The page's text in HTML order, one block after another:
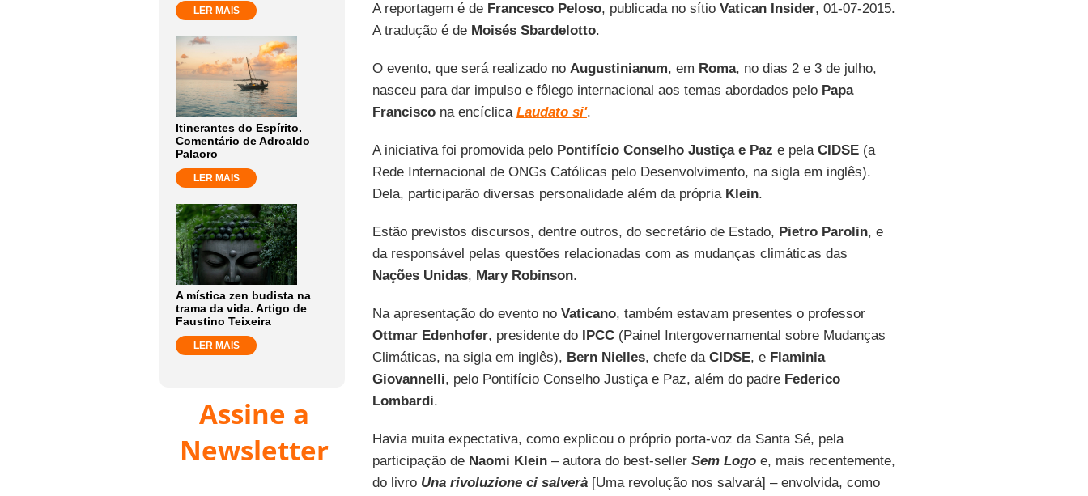
LER MAIS
Itinerantes do Espírito.
Comentário de Adroaldo
Palaoro
LER MAIS
A mística zen budista na
trama da vida. Artigo de
Faustino Teixeira
LER MAIS
Assine a
Newsletter
A reportagem é de Francesco Peloso, publicada no sítio Vatican Insider, 01-07-2015.
A tradução é de Moisés Sbardelotto.
O evento, que será realizado no Augustinianum, em Roma, no dias 2 e 3 de julho,
nasceu para dar impulso e fôlego internacional aos temas abordados pelo Papa
Franciscona encíclica Laudato si'.
A iniciativa foi promovida pelo Pontifício Conselho Justiça e Paz e pela CIDSE(a
Rede Internacional de ONGs Católicas pelo Desenvolvimento, na sigla em inglês).
Dela, participarão diversas personalidade além da própria Klein.
Estão previstos discursos, dentre outros, do secretário de Estado, Pietro Parolin, e
da responsável pelas questões relacionadas com as mudanças climáticas das
Nações Unidas, Mary Robinson.
Na apresentação do evento no Vaticano, também estavam presentes o professor
Ottmar Edenhofer, presidente do IPCC(Painel Intergovernamental sobre Mudanças
Climáticas, na sigla em inglês), Bern Nielles, chefe da CIDSE, e Flaminia
Giovannelli, pelo Pontifício Conselho Justiça e Paz, além do padre Federico
Lombardi.
Havia muita expectativa, como explicou o próprio porta-voz da Santa Sé, pela
participação de Naomi Klein– autora do best-seller Sem Logo e, mais recentemente,
do livro Una rivoluzione ci salverà [Uma revolução nos salvará] – envolvida, como